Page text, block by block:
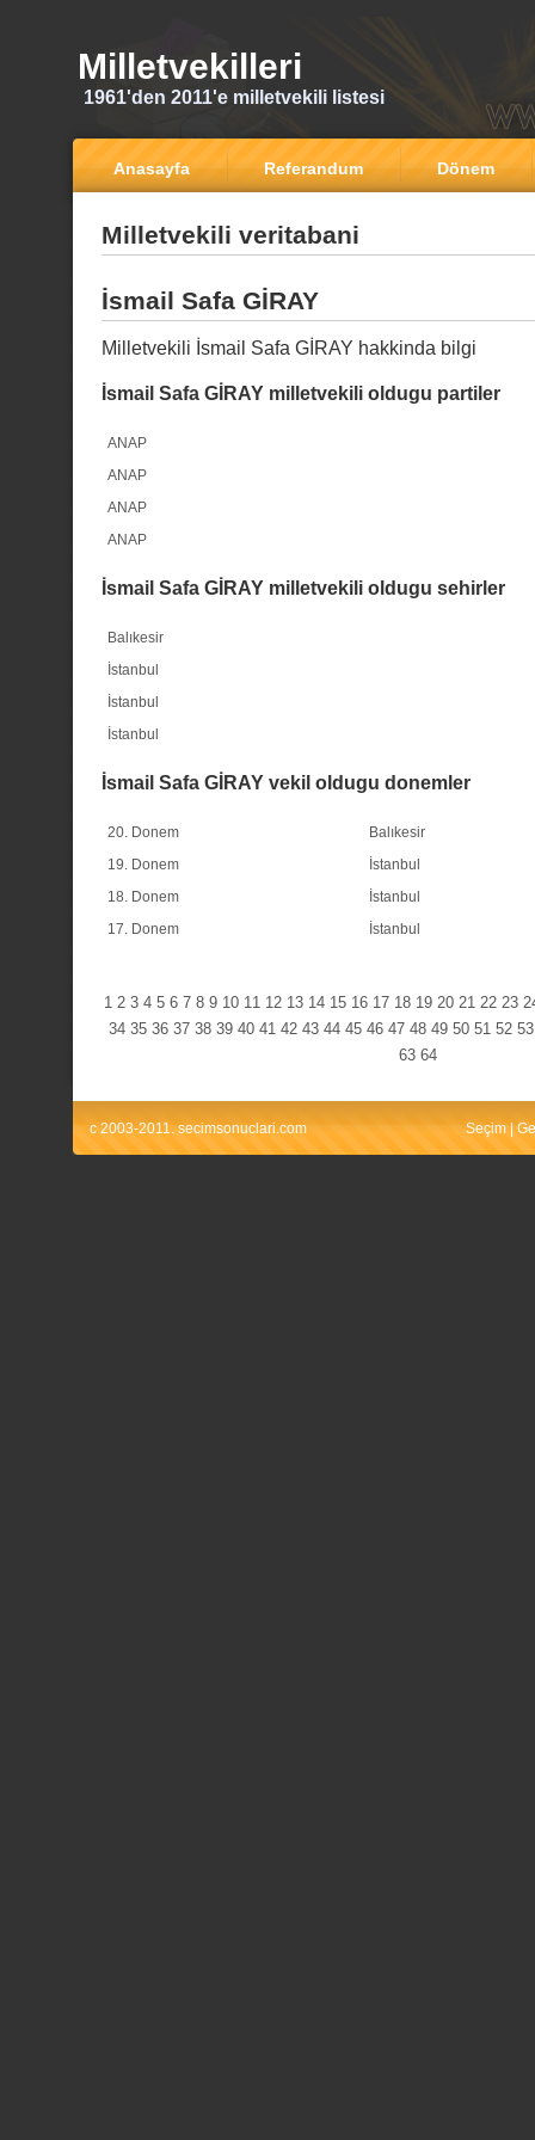
Milletvekilleri
1961'den 2011'e milletvekili listesi
Anasayfa Referandum Dönem
Milletvekili veritabani
İsmail Safa GİRAY
Milletvekili İsmail Safa GİRAY hakkinda bilgi
İsmail Safa GİRAY milletvekili oldugu partiler
ANAP
ANAP
ANAP
ANAP
İsmail Safa GİRAY milletvekili oldugu sehirler
Balıkesir
İstanbul
İstanbul
İstanbul
İsmail Safa GİRAY vekil oldugu donemler
20. Donem
Balıkesir
19. Donem
İstanbul
18. Donem
İstanbul
17. Donem
İstanbul
1 2 3 4 5 6 7 8 9 10 11 12 13 14 15 16 17 18 19 20 21 22 23
34 35 36 37 38 39 40 41 42 43 44 45 46 47 48 49 50 51 52 53
63 64
c 2003-2011. secimsonuclari.com Seçim |